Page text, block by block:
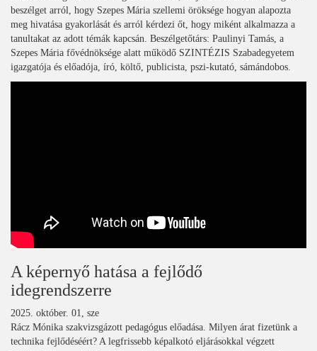
beszélget arról, hogy Szepes Mária szellemi öröksége hogyan alapozta
meg hivatása gyakorlását és arról kérdezi őt, hogy miként alkalmazza a
tanultakat az adott témák kapcsán. Beszélgetőtárs: Paulinyi Tamás, a
Szepes Mária fővédnöksége alatt működő SZINTÉZIS Szabadegyetem
igazgatója és előadója, író, költő, publicista, pszi-kutató, sámándobos.
A képernyő hatása a fejlődő
idegrendszerre
2025. október. 01, sze
Rácz Mónika szakvizsgázott pedagógus előadása. Milyen árat fizetünk a
technika fejlődéséért? A legfrissebb képalkotó eljárásokkal végzett